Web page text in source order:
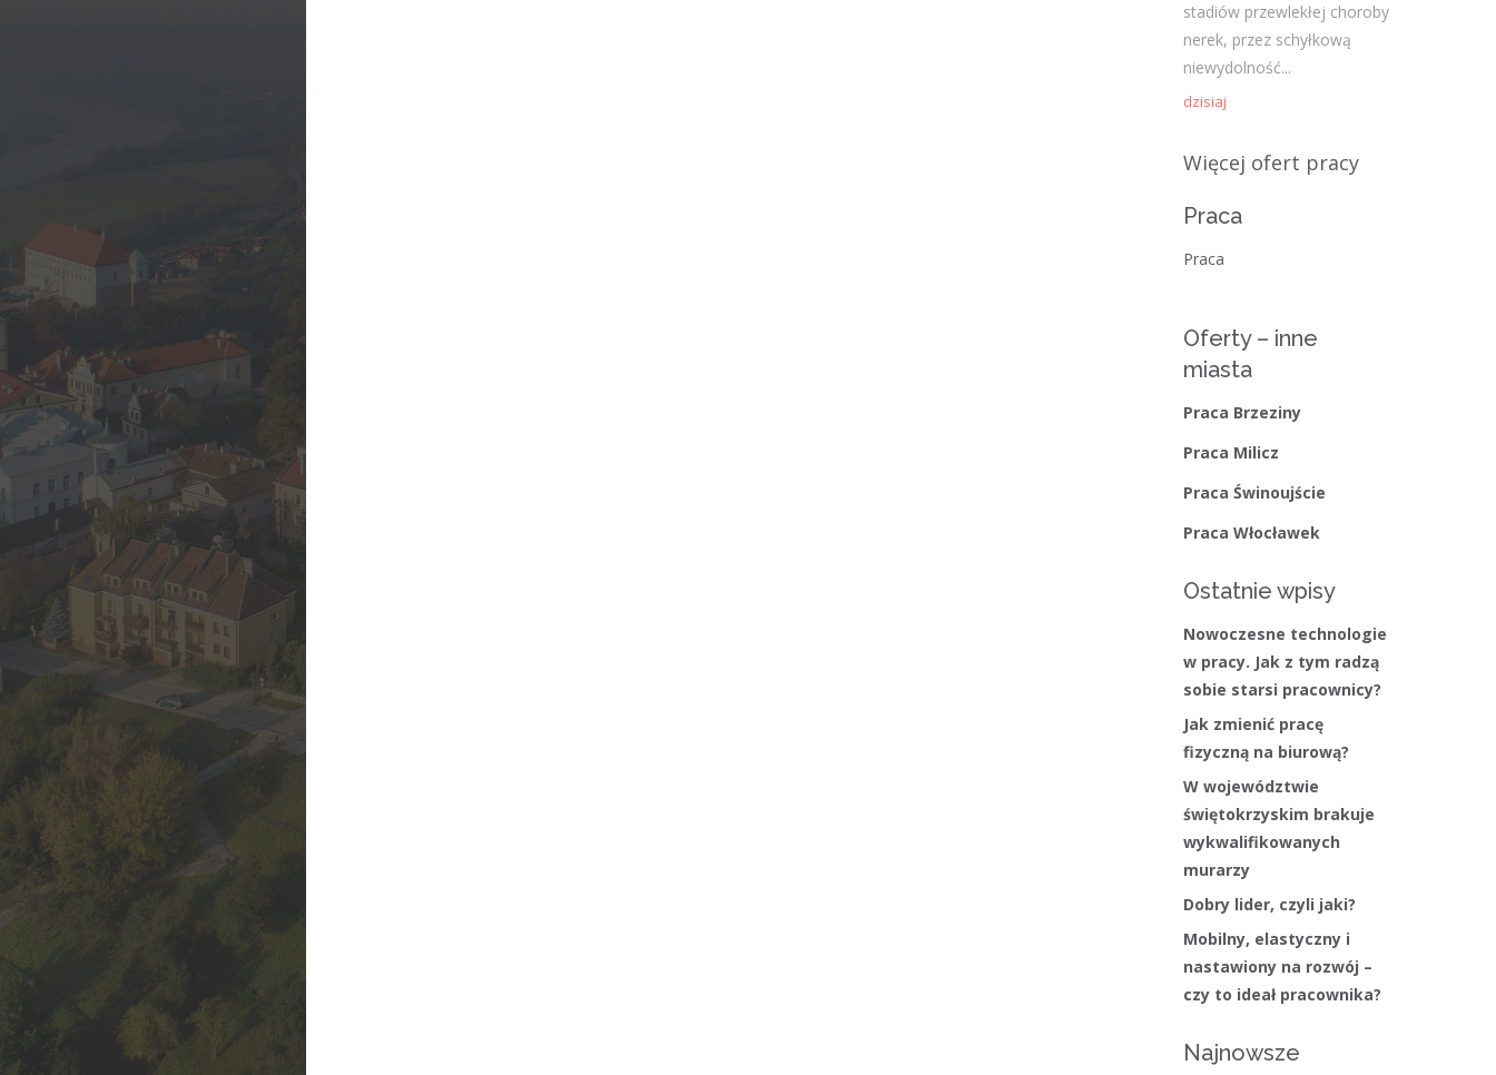
admin-Zawody nadwyżkowe w
województwie świętokrzyskim
Bieżące informacje
Struktura zatrudnienia
stadiów przewlekłej choroby
nerek, przez schyłkową
niewydolność...
dzisiaj
Więcej ofert pracy
Praca
Praca
Oferty – inne
miasta
Praca Brzeziny
Praca Milicz
Praca Świnoujście
Praca Włocławek
Ostatnie wpisy
Nowoczesne technologie
w pracy. Jak z tym radzą
sobie starsi pracownicy?
Jak zmienić pracę
fizyczną na biurową?
W województwie
świętokrzyskim brakuje
wykwalifikowanych
murarzy
Dobry lider, czyli jaki?
Mobilny, elastyczny i
nastawiony na rozwój –
czy to ideał pracownika?
Najnowsze